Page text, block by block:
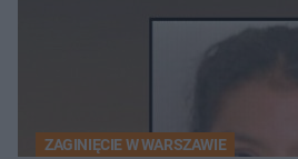
ZAGINIĘCIE W WARSZAWIE